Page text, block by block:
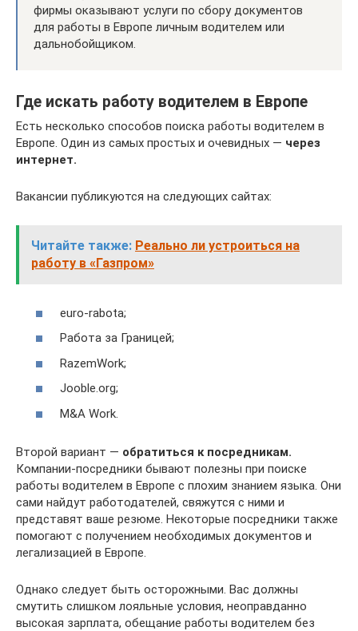
фирмы оказывают услуги по сбору документов
для работы в Европе личным водителем или
дальнобойщиком.
Где искать работу водителем в Европе
Есть несколько способов поиска работы водителем в
Европе. Один из самых простых и очевидных — через
интернет.
Вакансии публикуются на следующих сайтах:
Читайте также: Реально ли устроиться на
работу в «Газпром»
euro-rabota;
Работа за Границей;
RazemWork;
Jooble.org;
M&A Work.
Второй вариант — обратиться к посредникам.
Компании-посредники бывают полезны при поиске
работы водителем в Европе с плохим знанием языка. Они
сами найдут работодателей, свяжутся с ними и
представят ваше резюме. Некоторые посредники также
помогают с получением необходимых документов и
легализацией в Европе.
Однако следует быть осторожными. Вас должны
смутить слишком лояльные условия, неоправданно
высокая зарплата, обещание работы водителем без